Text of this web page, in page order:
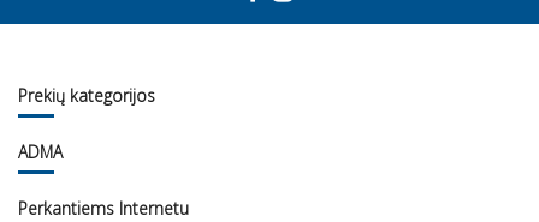
Prekių kategorijos
ADMA
Perkantiems Internetu